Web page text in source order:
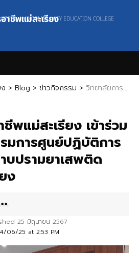
าชีพแม่สะเรียง
AND COMMUNITY EDUCATION COLLEGE
> Blog > ข่าวกิจกรรม > วิทยาลัยการอาชีพแม่สะเรียง เข้าร่วมประชุมคณะกรรมการศูนย์ปฏิบัติการป้องกันและปราบปรามยาเสพติด อำเภอแม่สะเรียง
พแม่สะเรียง เข้าร่วม
มการศูนย์ปฏิบัติการ
บปรามยาเสพติด
ง
06/25 at 2:53 PM
25 มิถุนายน 2567